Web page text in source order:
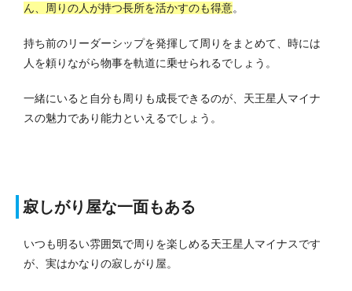
ん、周りの人が持つ長所を活かすのも得意。
持ち前のリーダーシップを発揮して周りをまとめて、時には
人を頼りながら物事を軌道に乗せられるでしょう。
一緒にいると自分も周りも成長できるのが、天王星人マイナ
スの魅力であり能力といえるでしょう。
寂しがり屋な一面もある
いつも明るい雰囲気で周りを楽しめる天王星人マイナスです
が、実はかなりの寂しがり屋。